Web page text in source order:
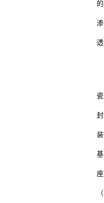
的
渗
透
瓷
封
装
基
座
（